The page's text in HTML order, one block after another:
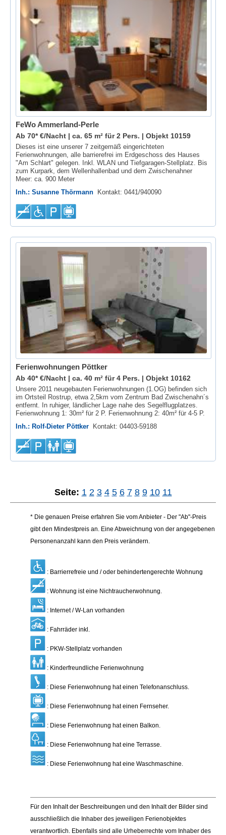
FeWo Ammerland-Perle
Ab 70* €/Nacht | ca. 65 m² für 2 Pers. | Objekt 10159
Dieses ist eine unserer 7 zeitgemäß eingerichteten
Ferienwohnungen, alle barrierefrei im Erdgeschoss des Hauses
"Am Schlart" gelegen. Inkl. WLAN und Tiefgaragen-Stellplatz. Bis
zum Kurpark, dem Wellenhallenbad und dem Zwischenahner
Meer: ca. 900 Meter
Inh.: Susanne Thörmann
Kontakt: 0441/940090
Ferienwohnungen Pöttker
Ab 40* €/Nacht | ca. 40 m² für 4 Pers. | Objekt 10162
Unsere 2011 neugebauten Ferienwohnungen (1.OG) befinden sich
im Ortsteil Rostrup, etwa 2,5km vom Zentrum Bad Zwischenahn´s
entfernt. In ruhiger, ländlicher Lage nahe des Segelflugplatzes.
Ferienwohnung 1: 30m² für 2 P. Ferienwohnung 2: 40m² für 4-5 P.
Inh.: Rolf-Dieter Pöttker Kontakt: 04403-59188
Seite: 1 2 3 4 5 6 7 8 9 10 11
* Die genauen Preise erfahren Sie vom Anbieter - Der "Ab"-Preis
gibt den Mindestpreis an. Eine Abweichnung von der angegebenen
Personenanzahl kann den Preis verändern.
: Barrierrefreie und / oder behindertengerechte Wohnung
: Wohnung ist eine Nichtraucherwohnung.
: Internet / W-Lan vorhanden
: Fahrräder inkl.
: PKW-Stellplatz vorhanden
: Kinderfreundliche Ferienwohnung
: Diese Ferienwohnung hat einen Telefonanschluss.
: Diese Ferienwohnung hat einen Fernseher.
: Diese Ferienwohnung hat einen Balkon.
: Diese Ferienwohnung hat eine Terrasse.
: Diese Ferienwohnung hat eine Waschmaschine.
Für den Inhalt der Beschreibungen und den Inhalt der Bilder sind
ausschließlich die Inhaber des jeweiligen Ferienobjektes
verantwortlich. Ebenfalls sind alle Urheberrechte vom Inhaber des